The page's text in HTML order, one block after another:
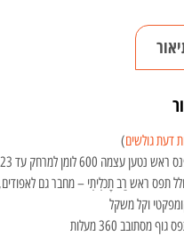
דעת גולשים)
עצמה 600 לומן למרחק עד 123 מטר
תפס ראש רַב תָכלִיתִי – מחבר גם
וקל משקל
מסתובב 360 מעלות